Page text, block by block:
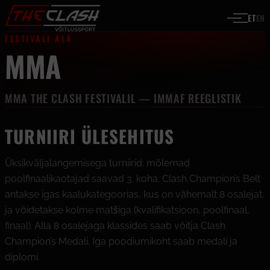
Liigu sisu juurde ETEN
FESTIVALI ALA
MMA
MMA THE CLASH FESTIVALIL — IMMAF REEGLISTIK
TURNIIRI ÜLESEHITUS
Üksikväljalangemisega turniirid; mõlemad
poolfinaalikaotajad saavad 3. koha. Clash Champion’s Belt
antakse igas kaalukategoorias, kus on vähemalt 8 osalejat,
ja võidetakse kolme matšiga (kvalifikatsioon, poolfinaal,
finaal). Alla 8 osalejaga klassides saab võitja Clash
Champion’s Medali. Iga poodiumikoht saab medali ja
diplomi.